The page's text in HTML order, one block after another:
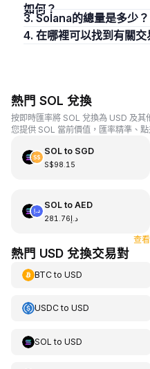
如何？
3. Solana的總量是多少？
4. 在哪裡可以找到有關
熱門 SOL 兌換
按即時匯率將 SOL 兌換為 USD 及
您提供 SOL 當前價值，匯率精準、
SOLto SGD
S$98.15
SOLto AED
د.إ281.76
查
熱門 USD 兌換交易對
BTCto USD
USDCto USD
SOL to USD